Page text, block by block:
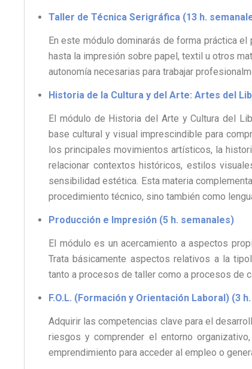
Taller de Técnica Serigráfica (13 h.
En este módulo dominarás de forma práctica
hasta la impresión sobre papel, textil u otros
autonomía necesarias para trabajar
Historia de la Cultura y del Arte: Artes del
El módulo de Historia del Arte y Cultura del
base cultural y visual imprescindible para
los principales movimientos artísticos, la
relacionar contextos históricos, estilos
sensibilidad estética. Esta materia
procedimiento técnico, sino también como
Producción e Impresión (5 h. semanales)
El módulo es un acercamiento a aspectos
Trata básicamente aspectos relativos a la
tanto a procesos de taller como a procesos de
F.O.L. (Formación y Orientación Laboral) (3
Adquirir las competencias clave para el
riesgos y comprender el entorno
emprendimiento para acceder al empleo o